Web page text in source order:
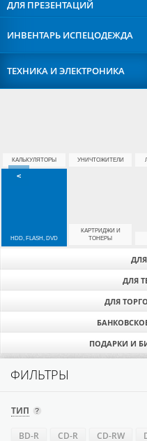
ДЛЯ
ДЛЯ
ПОДАРКИ И
ДЛЯ ПРЕЗЕНТАЦИЙ
ИНВЕНТАРЬ ИСПЕЦОДЕЖДА
ТЕХНИКА ИЭЛЕКТРОНИКА
КАЛЬКУЛЯТОРЫ УНИЧТОЖИТЕЛИ
HDD, FLASH, DVD
КАРТРИДЖИ И
ТОНЕРЫ
<
ФИЛЬТРЫ
ТИП
BD-R CD-R CD-RW